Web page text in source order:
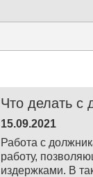
Что делать с
15.09.2021
Работа с
работу,
издержками. В